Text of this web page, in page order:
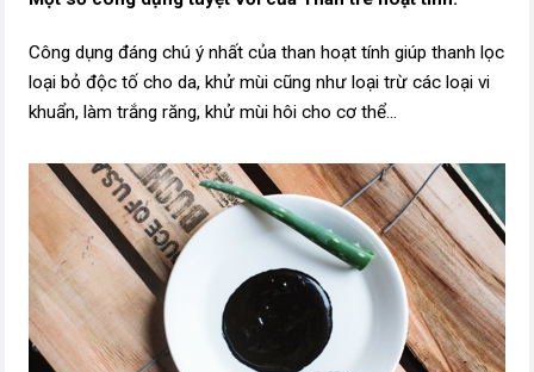
Công dụng đáng chú ý nhất của than hoạt tính giúp thanh lọc
loại bỏ độc tố cho da, khử mùi cũng như loại trừ các loại vi
khuẩn, làm trắng răng, khử mùi hôi cho cơ thể...